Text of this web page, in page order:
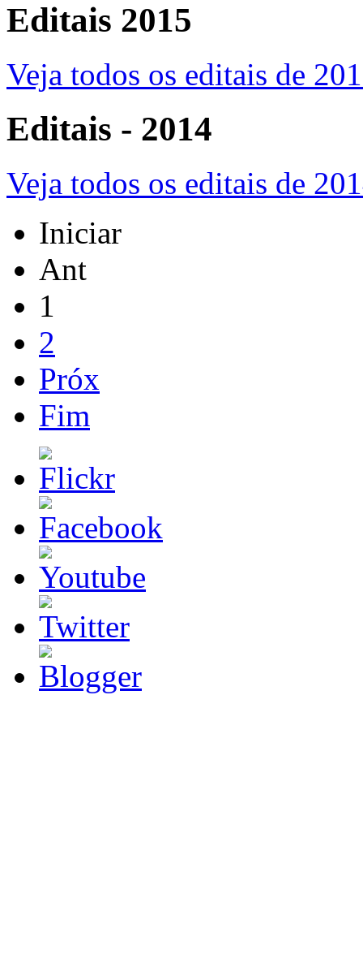
Editais 2015
Veja todos os editais de
Editais - 2014
Veja todos os editais de
Iniciar
Ant
1
2
Próx
Fim